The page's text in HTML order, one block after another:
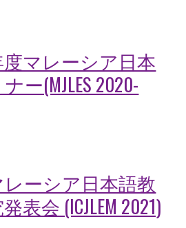
度マレーシア日本
ー(MJLES 2020-
ーシア日本語教
表会 (ICJLEM 2021)